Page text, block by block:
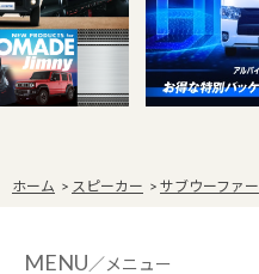
ホーム > スピーカー > サブウーファー
MENU／メニュー